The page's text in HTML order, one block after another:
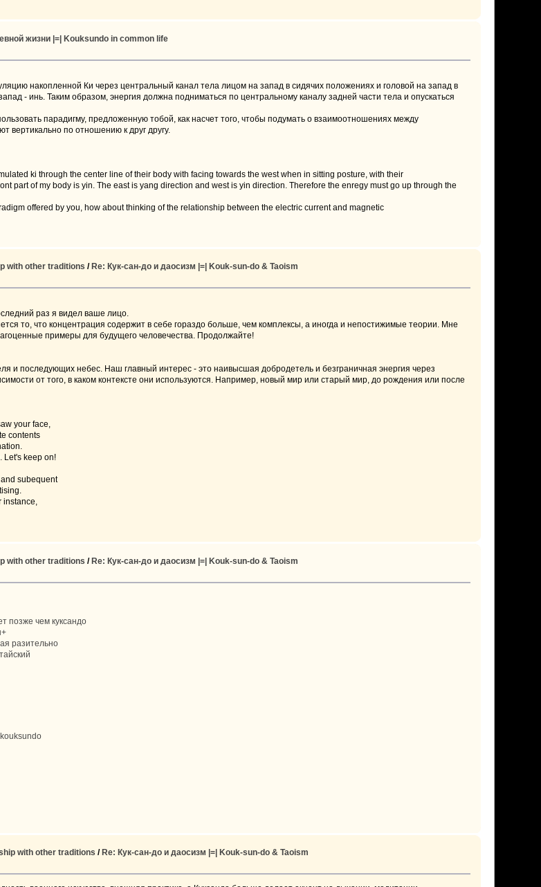
жизни |=| Kouksundo in common life
накопленной Ки через центральный канал тела лицом на запад в сидячих положениях и головой на запад в
- инь. Таким образом, энергия должна подниматься по центральному каналу задней части тела и опускаться
парадигму, предложенную тобой, как насчет того, чтобы подумать о взаимоотношениях между
вертикально по отношению к друг другу.
ki through the center line of their body with facing towards the west when in sitting posture, with their
part of my body is yin. The east is yang direction and west is yin direction. Therefore the enregy must go up through the
offered by you, how about thinking of the relationship between the electric current and magnetic
with other traditions / Re: Кук-сан-до и даосизм |=| Kouk-sun-do & Taoism
раз я видел ваше лицо.
то, что концентрация содержит в себе гораздо больше, чем комплексы, а иногда и непостижимые теории. Мне
примеры для будущего человечества. Продолжайте!
и последующих небес. Наш главный интерес - это наивысшая добродетель и безграничная энергия через
от того, в каком контексте они используются. Например, новый мир или старый мир, до рождения или после
your face,
contents
Let's keep on!
subequent
instance,
with other traditions / Re: Кук-сан-до и даосизм |=| Kouk-sun-do & Taoism
позже чем куксандо
разительно
with other traditions / Re: Кук-сан-до и даосизм |=| Kouk-sun-do & Taoism